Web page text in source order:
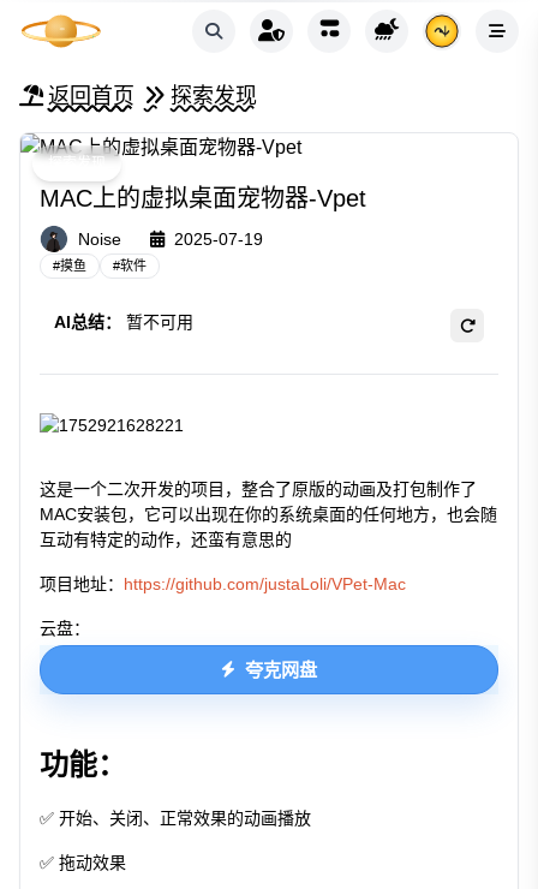
返回首页 探索发现
探索发现
MAC上的虚拟桌面宠物器-Vpet
Noise 2025-07-19
#摸鱼 #软件
AI总结： 暂不可用
这是一个二次开发的项目，整合了原版的动画及打包制作了
MAC安装包，它可以出现在你的系统桌面的任何地方，也会随
互动有特定的动作，还蛮有意思的
项目地址： https://github.com/justaLoli/VPet-Mac
云盘：
夸克网盘
功能：
✅ 开始、关闭、正常效果的动画播放
✅ 拖动效果